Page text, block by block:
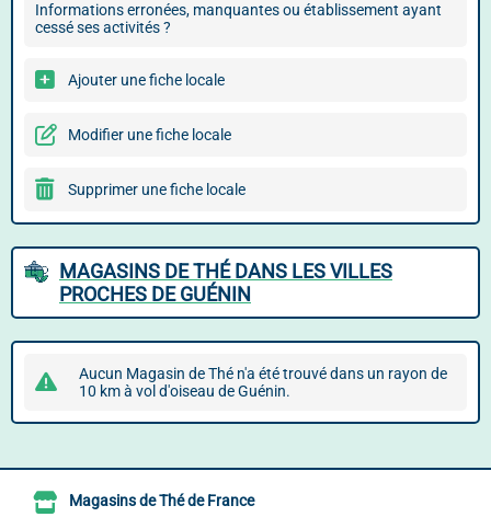
Informations erronées, manquantes ou établissement ayant
cessé ses activités ?
Ajouter une fiche locale
Modifier une fiche locale
Supprimer une fiche locale
MAGASINS DE THÉ DANS LES VILLES
PROCHES DE GUÉNIN
Aucun Magasin de Thé n'a été trouvé dans un rayon de
10 km à vol d'oiseau de Guénin.
Magasins de Thé de France